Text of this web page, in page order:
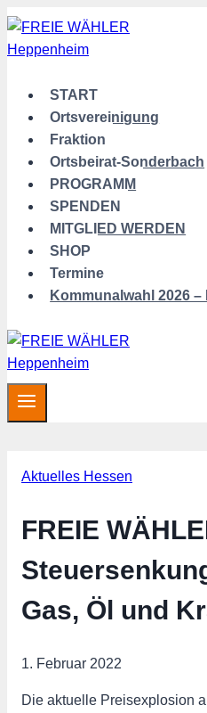
Zum
springen
START
Ortsvereinigung
Fraktion
Ortsbeirat-Sonderbach
PROGRAMM
SPENDEN
MITGLIED WERDEN
SHOP
Termine
Kommunalwahl 2026 –
Aktuelles Hessen
FREIE
Gas, Öl und
1. Februar 2022
Die aktuelle Preisexplosion